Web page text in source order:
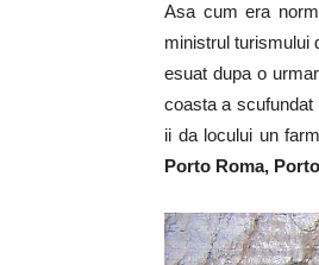
Asa cum era
ministrul turismului
esuat dupa o
coasta a
ii da locului un
Porto Roma,